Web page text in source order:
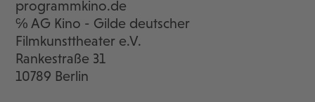
programmkino.de
℅ AG Kino - Gilde deutscher
Filmkunsttheater e.V.
Rankestraße 31
10789 Berlin